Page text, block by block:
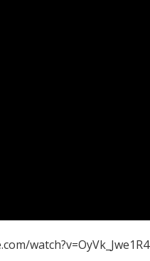
watch?v=OyVk_Jwe1R4